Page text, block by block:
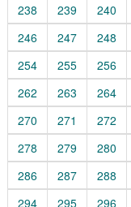
238
239 240
246
247 248
254
255 256
262
263 264
270
271 272
278
279 280
286
287 288
294
295 296